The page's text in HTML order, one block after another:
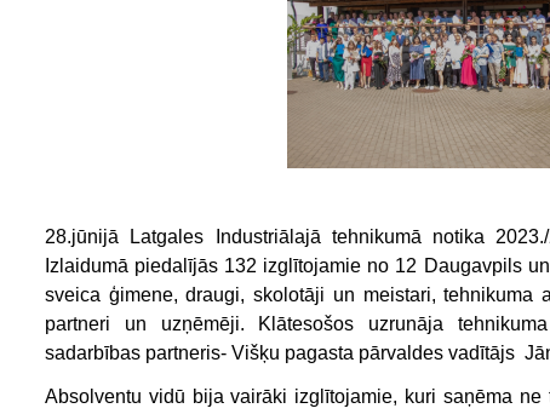
28.jūnijā Latgales Industriālajā tehnikumā notika
Izlaidumā piedalījās 132 izglītojamie no 12 Daugavpils
sveica ģimene, draugi, skolotāji un meistari, tehnikuma
partneri un uzņēmēji. Klātesošos uzrunāja
sadarbības partneris- Višķu pagasta pārvaldes vadītājs
Absolventu vidū bija vairāki izglītojamie, kuri saņēma